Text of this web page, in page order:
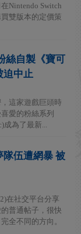
Nintendo Switch
雙版本的定價策
絲自製《寶可
迫中止
這家遊戲巨頭時
愛的粉絲系列
為了最新...
隊伍遭網暴 被
在社交平台分享
普通帖子，很快
全不同的方向。